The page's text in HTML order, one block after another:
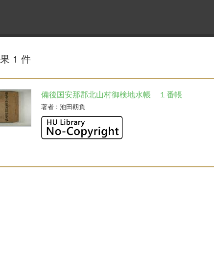
1 件
備後国安那郡北山村御検地水帳 １番帳
著者: 池田靱負